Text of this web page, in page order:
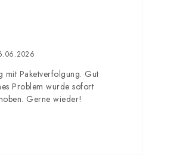
mit Paketverfolgung. Gut
Problem wurde sofort
Gerne wieder!